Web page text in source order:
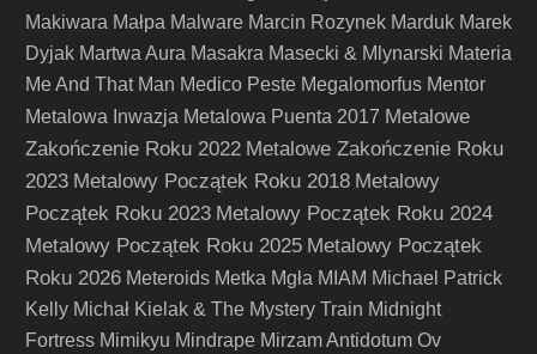
Makiwara Małpa Malware Marcin Rozynek Marduk Marek
Dyjak Martwa Aura Masakra Masecki & Mlynarski Materia
Me And That Man Medico Peste Megalomorfus Mentor
Metalowa Inwazja Metalowa Puenta 2017 Metalowe
Zakończenie Roku 2022 Metalowe Zakończenie Roku
2023 Metalowy Początek Roku 2018 Metalowy
Początek Roku 2023 Metalowy Początek Roku 2024
Metalowy Początek Roku 2025 Metalowy Początek
Roku 2026 Meteroids Metka Mgła MIAM Michael Patrick
Kelly Michał Kielak & The Mystery Train Midnight
Fortress Mimikyu Mindrape Mirzam Antidotum Ov